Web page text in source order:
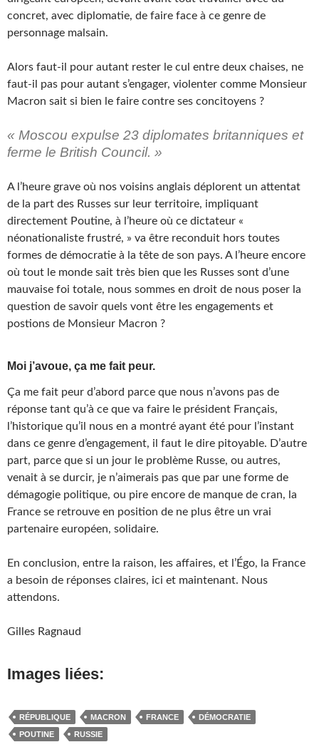
concret, avec diplomatie, de faire face à ce genre de
personnage malsain.
Alors faut-il pour autant rester le cul entre deux chaises, ne
faut-il pas pour autant s’engager, violenter comme Monsieur
Macron sait si bien le faire contre ses concitoyens ?
« Moscou expulse 23 diplomates britanniques et
ferme le British Council. »
A l’heure grave où nos voisins anglais déplorent un attentat
de la part des Russes sur leur territoire, impliquant
directement Poutine, à l’heure où ce dictateur «
néonationaliste frustré, » va être reconduit hors toutes
formes de démocratie à la tête de son pays. A l’heure encore
où tout le monde sait très bien que les Russes sont d’une
mauvaise foi totale, nous sommes en droit de nous poser la
question de savoir quels vont être les engagements et
postions de Monsieur Macron ?
Moi j’avoue, ça me fait peur.
Ça me fait peur d’abord parce que nous n’avons pas de
réponse tant qu’à ce que va faire le président Français,
l’historique qu’il nous en a montré ayant été pour l’instant
dans ce genre d’engagement, il faut le dire pitoyable. D’autre
part, parce que si un jour le problème Russe, ou autres,
venait à se durcir, je n’aimerais pas que par une forme de
démagogie politique, ou pire encore de manque de cran, la
France se retrouve en position de ne plus être un vrai
partenaire européen, solidaire.
En conclusion, entre la raison, les affaires, et l’Égo, la France
a besoin de réponses claires, ici et maintenant. Nous
attendons.
Gilles Ragnaud
Images liées:
RÉPUBLIQUE MACRON FRANCE
DÉMOCRATIE
POUTINE
RUSSIE